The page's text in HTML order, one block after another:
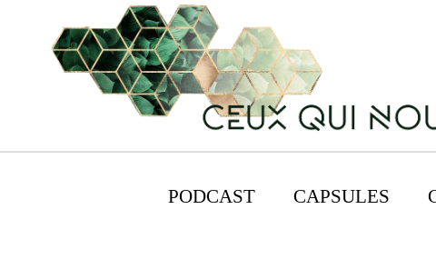
PODCAST CAPSULES